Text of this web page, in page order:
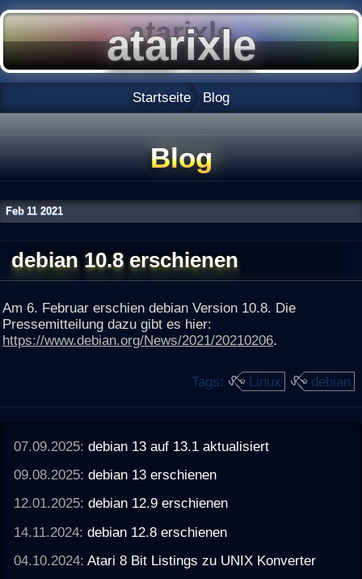
Startseite Blog
Blog
Feb 11 2021
debian 10.8 erschienen
Am 6. Februar erschien debian Version 10.8. Die
Pressemitteilung dazu gibt es hier:
https://www.debian.org/News/2021/20210206.
Tags: Linux debian
07.09.2025:debian 13 auf 13.1 aktualisiert
09.08.2025:debian 13 erschienen
12.01.2025:debian 12.9 erschienen
14.11.2024:debian 12.8 erschienen
04.10.2024:Atari 8 Bit Listings zu UNIX Konverter